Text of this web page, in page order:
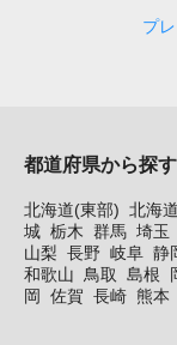
プ
都道府県から探す
北海道(東部) 北海
城 栃木 群馬 埼玉
山梨 長野 岐阜 静
和歌山
鳥取 島根
岡 佐賀 長崎 熊本